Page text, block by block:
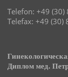
Telefon: +49 (30)
Telefax: +49 (30)
Диплом мед.